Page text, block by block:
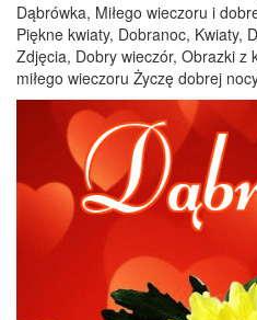
Dąbrówka, Miłego wieczoru i
Piękne kwiaty, Dobranoc, Kwiaty,
Zdjęcia, Dobry wieczór, Obrazki z
miłego wieczoru Życzę dobrej